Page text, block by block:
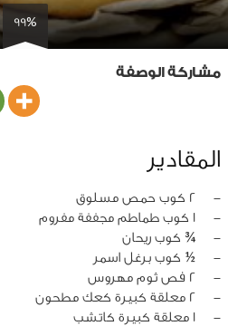
99%
مشاركة الوصفة
المقادير
‏-
2 كوب حمص مسلوق
‏-
1 كوب طماطم مجففة مفروم
‏-
¾ كوب ريحان
‏-
½ كوب برغل اسمر
‏-
2 فص ثوم مهروس
‏-
2 معلقة كبيرة كعك مطحون
‏-
1 معلقة كبيرة كاتشب